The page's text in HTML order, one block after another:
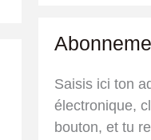
Saisis ici ton
électronique,
bouton, et tu